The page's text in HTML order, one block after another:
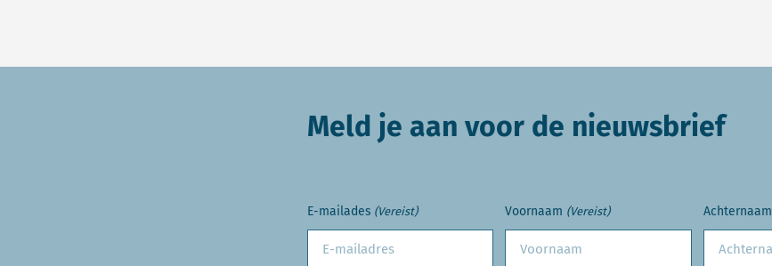
Meld je aan voor de nieuwsbrief
E-mailades (Vereist) Voornaam (Vereist) Achternaam